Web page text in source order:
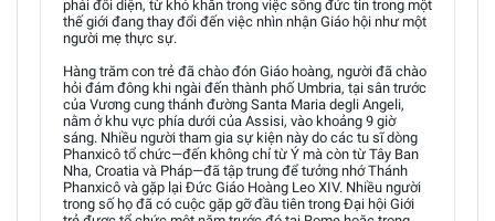
phải đối diện, từ khó khăn trong việc sống đức tin trong một
thế giới đang thay đổi đến việc nhìn nhận Giáo hội như một
người mẹ thực sự.
Hàng trăm con trẻ đã chào đón Giáo hoàng, người đã chào
hỏi đám đông khi ngài đến thành phố Umbria, tại sân trước
của Vương cung thánh đường Santa Maria degli Angeli,
nằm ở khu vực phía dưới của Assisi, vào khoảng 9 giờ
sáng. Nhiều người tham gia sự kiện này do các tu sĩ dòng
Phanxicô tổ chức—đến không chỉ từ Ý mà còn từ Tây Ban
Nha, Croatia và Pháp—đã tập trung để tưởng nhớ Thánh
Phanxicô và gặp lại Đức Giáo Hoàng Leo XIV. Nhiều người
trong số họ đã có cuộc gặp gỡ đầu tiên trong Đại hội Giới